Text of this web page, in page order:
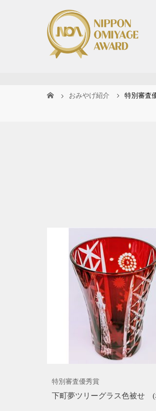
おみやげ紹介 特別審査
特別審査優秀賞
下町夢ツリーグラス色被せ (